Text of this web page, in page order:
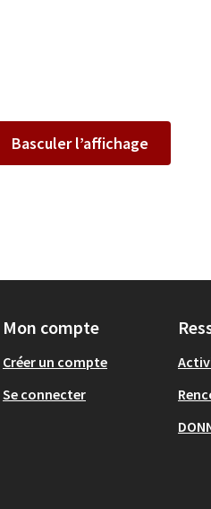
Basculer l’affichage
Mon compte
Créer un compte
Se connecter